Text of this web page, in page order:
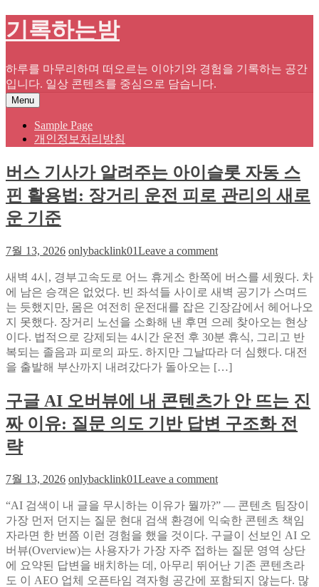
Skip
to
기록하는밤
하루를 마무리하며 떠오르는 이야기와 경험을 기록하는 공간
입니다. 일상 콘텐츠를 중심으로 담습니다.
Menu
Sample Page
개인정보처리방침
버스 기사가 알려주는 아이슬롯 자동 스
핀 활용법: 장거리 운전 피로 관리의 새로
운 기준
7월 13, 2026 onlybacklink01Leave a commenton
스
기
사
가
알
려
주
아
이
슬
스
핀
활
용
법:
장
거
새벽 4시, 경부고속도로 어느 휴게소 한쪽에 버스를 세웠다. 차
에 남은 승객은 없었다. 빈 좌석들 사이로 새벽 공기가 스며드
는 듯했지만, 몸은 여전히 운전대를 잡은 긴장감에서 헤어나오
지 못했다. 장거리 노선을 소화해 낸 후면 으레 찾아오는 현상
이다. 법적으로 강제되는 4시간 운전 후 30분 휴식, 그리고 반
복되는 졸음과 피로의 파도. 하지만 그날따라 더 심했다. 대전
을 출발해 부산까지 내려갔다가 돌아오는 […]
구글 AI 오버뷰에 내 콘텐츠가 안 뜨는 진
짜 이유: 질문 의도 기반 답변 구조화 전
략
7월 13, 2026 onlybacklink01Leave a commenton
글
AI
오
버
뷰
에
“AI 검색이 내 글을 무시하는 이유가 뭘까?” — 콘텐츠 팀장이
가장 먼저 던지는 질문 현대 검색 환경에 익숙한 콘텐츠 책임
자라면 한 번쯤 이런 경험을 했을 것이다. 구글이 선보인 AI 오
버뷰(Overview)는 사용자가 가장 자주 접하는 질문 영역 상단
에 요약된 답변을 배치하는 데, 아무리 뛰어난 기존 콘텐츠라
도 이 AEO 업체 오픈타임 격자형 공간에 포함되지 않는다. 많